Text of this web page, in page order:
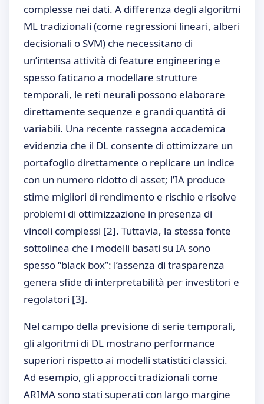
complesse nei dati. A differenza degli algoritmi
ML tradizionali (come regressioni lineari, alberi
decisionali o SVM) che necessitano di
un’intensa attività di feature engineering e
spesso faticano a modellare strutture
temporali, le reti neurali possono elaborare
direttamente sequenze e grandi quantità di
variabili. Una recente rassegna accademica
evidenzia che il DL consente di ottimizzare un
portafoglio direttamente o replicare un indice
con un numero ridotto di asset; l’IA produce
stime migliori di rendimento e rischio e risolve
problemi di ottimizzazione in presenza di
vincoli complessi [2]. Tuttavia, la stessa fonte
sottolinea che i modelli basati su IA sono
spesso “black box”: l’assenza di trasparenza
genera sfide di interpretabilità per investitori e
regolatori [3].
Nel campo della previsione di serie temporali,
gli algoritmi di DL mostrano performance
superiori rispetto ai modelli statistici classici.
Ad esempio, gli approcci tradizionali come
ARIMA sono stati superati con largo margine